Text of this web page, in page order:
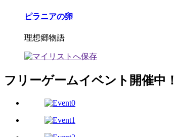
ピラニアの卵
理想郷物語
フリーゲームイベント開催中！